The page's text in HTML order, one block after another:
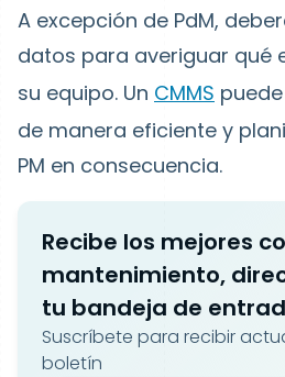
A excepción de PdM,
datos para averiguar qué
su equipo. Un CMMS
de manera eficiente y
PM en consecuencia.
Recibe los mejores
mantenimiento,
tu bandeja de
Suscríbete para recibir
boletín